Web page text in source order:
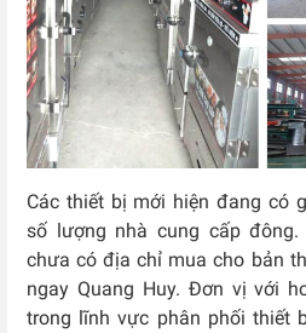
Các thiết bị mới hiện đang có
số lượng nhà cung cấp
chưa có địa chỉ mua cho bản
ngay Quang Huy. Đơn vị với
trong lĩnh vực phân phối thiết